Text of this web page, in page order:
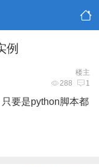
例
楼主
288 1
要是python脚本都